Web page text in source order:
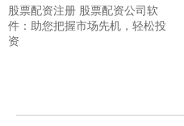
股票配资注册 股票配资公司软
件：助您把握市场先机，轻松投
资